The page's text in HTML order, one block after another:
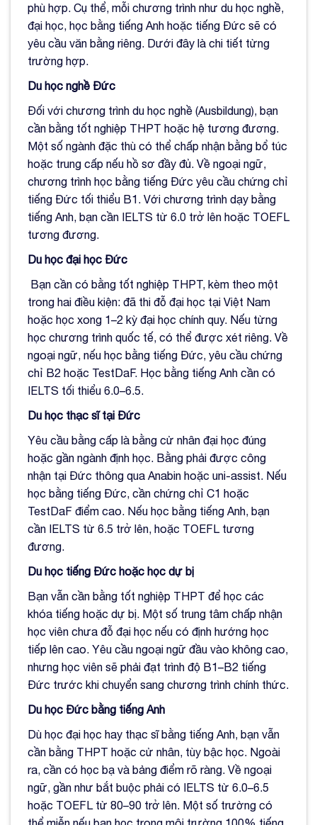
phù hợp. Cụ thể, mỗi chương trình như du học nghề,
đại học, học bằng tiếng Anh hoặc tiếng Đức sẽ có
yêu cầu văn bằng riêng. Dưới đây là chi tiết từng
trường hợp.
Du học nghề Đức
Đối với chương trình du học nghề (Ausbildung), bạn
cần bằng tốt nghiệp THPT hoặc hệ tương đương.
Một số ngành đặc thù có thể chấp nhận bằng bổ túc
hoặc trung cấp nếu hồ sơ đầy đủ. Về ngoại ngữ,
chương trình học bằng tiếng Đức yêu cầu chứng chỉ
tiếng Đức tối thiểu B1. Với chương trình dạy bằng
tiếng Anh, bạn cần IELTS từ 6.0 trở lên hoặc TOEFL
tương đương.
Du học đại học Đức
Bạn cần có bằng tốt nghiệp THPT, kèm theo một
trong hai điều kiện: đã thi đỗ đại học tại Việt Nam
hoặc học xong 1–2 kỳ đại học chính quy. Nếu từng
học chương trình quốc tế, có thể được xét riêng. Về
ngoại ngữ, nếu học bằng tiếng Đức, yêu cầu chứng
chỉ B2 hoặc TestDaF. Học bằng tiếng Anh cần có
IELTS tối thiểu 6.0–6.5.
Du học thạc sĩ tại Đức
Yêu cầu bằng cấp là bằng cử nhân đại học đúng
hoặc gần ngành định học. Bằng phải được công
nhận tại Đức thông qua Anabin hoặc uni-assist. Nếu
học bằng tiếng Đức, cần chứng chỉ C1 hoặc
TestDaF điểm cao. Nếu học bằng tiếng Anh, bạn
cần IELTS từ 6.5 trở lên, hoặc TOEFL tương
đương.
Du học tiếng Đức hoặc học dự bị
Bạn vẫn cần bằng tốt nghiệp THPT để học các
khóa tiếng hoặc dự bị. Một số trung tâm chấp nhận
học viên chưa đỗ đại học nếu có định hướng học
tiếp lên cao. Yêu cầu ngoại ngữ đầu vào không cao,
nhưng học viên sẽ phải đạt trình độ B1–B2 tiếng
Đức trước khi chuyển sang chương trình chính thức.
Du học Đức bằng tiếng Anh
Dù học đại học hay thạc sĩ bằng tiếng Anh, bạn vẫn
cần bằng THPT hoặc cử nhân, tùy bậc học. Ngoài
ra, cần có học bạ và bảng điểm rõ ràng. Về ngoại
ngữ, gần như bắt buộc phải có IELTS từ 6.0–6.5
hoặc TOEFL từ 80–90 trở lên. Một số trường có